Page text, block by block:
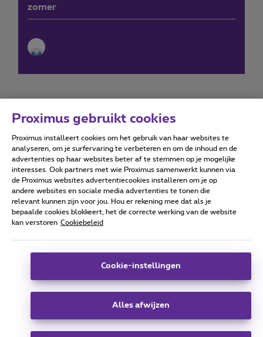
zomer
Forumvoorwaarden Accessibility statement
Alle rechten voorbehouden. © Proximus
Algemene voorwaarden, consumenteninfo
Deze website is gecreëerd en wordt beheerd conform het
Koning Albert II-laan 27 - B-1030 Brussel.
Carrier & Wholesale Solutions
Proximus gebruikt cookies
Proximus installeert cookies om het gebruik van haar websites te
analyseren, om je surfervaring te verbeteren en om de inhoud en de
advertenties op haar websites beter af te stemmen op je mogelijke
interesses. Ook partners met wie Proximus samenwerkt kunnen via
de Proximus websites advertentiecookies installeren om je op
andere websites en sociale media advertenties te tonen die
relevant kunnen zijn voor jou. Hou er rekening mee dat als je
bepaalde cookies blokkeert, het de correcte werking van de website
kan verstoren Cookiebeleid
Cookie-instellingen
Alles afwijzen